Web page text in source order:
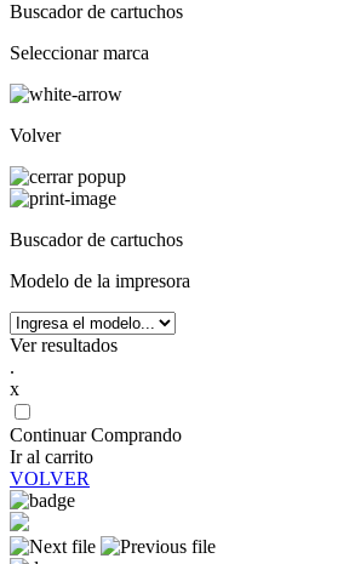
Buscador de cartuchos
Seleccionar marca
Volver
Buscador de cartuchos
Modelo de la impresora
Ver resultados
.
x
Continuar Comprando
Ir al carrito
VOLVER